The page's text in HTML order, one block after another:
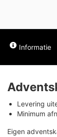
Informatie
Levering
Minimum
Eigen